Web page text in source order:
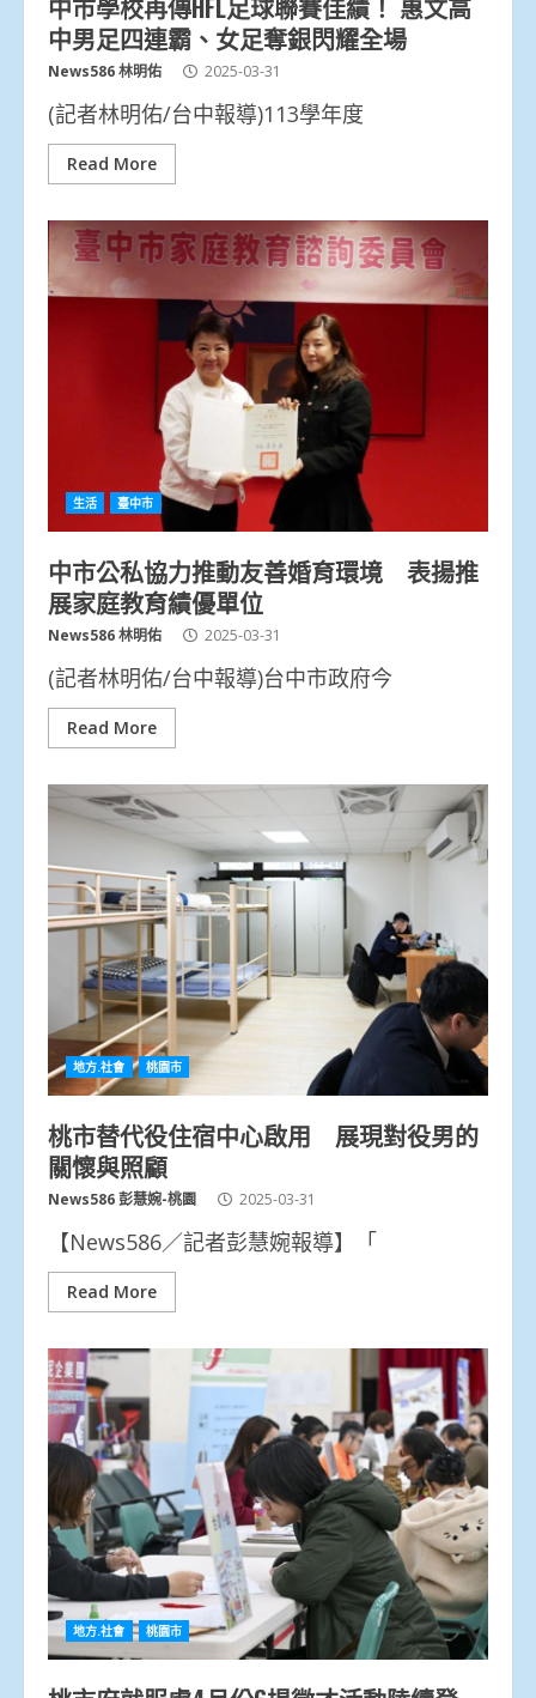
中男足四連霸、女足奪銀閃耀全場
News586 林明佑 2025-03-31
(記者林明佑/台中報導)113學年度
Read More
生活 臺中市
中市公私協力推動友善婚育環境 表揚推
展家庭教育績優單位
News586 林明佑 2025-03-31
(記者林明佑/台中報導)台中市政府今
Read More
地方.社會 桃園市
桃市替代役住宿中心啟用 展現對役男的
關懷與照顧
News586 彭慧婉-桃園 2025-03-31
【News586／記者彭慧婉報導】「
Read More
地方.社會 桃園市